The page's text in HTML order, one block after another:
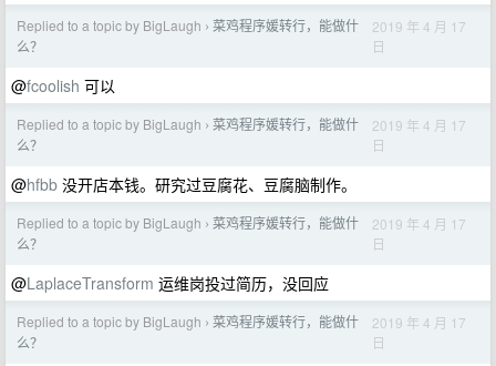
Replied to a topic by BigLaugh › 菜鸡程序媛转行，能做什
么？
2019 年 4 月 17
日
@fcoolish 可以
Replied to a topic by BigLaugh › 菜鸡程序媛转行，能做什
么？
2019 年 4 月 17
日
@hfbb 没开店本钱。研究过豆腐花、豆腐脑制作。
Replied to a topic by BigLaugh › 菜鸡程序媛转行，能做什
么？
2019 年 4 月 17
日
@LaplaceTransform 运维岗投过简历，没回应
Replied to a topic by BigLaugh › 菜鸡程序媛转行，能做什
么？
2019 年 4 月 17
日